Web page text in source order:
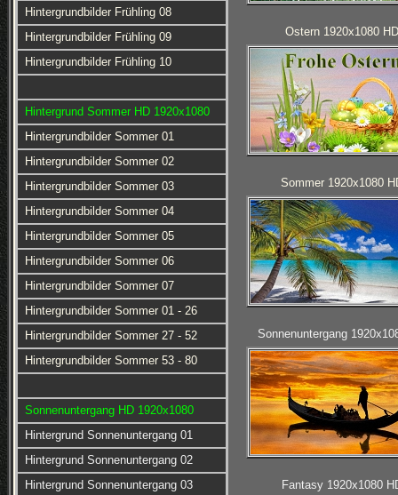
Hintergrundbilder Frühling 08
Hintergrundbilder Frühling 09
Hintergrundbilder Frühling 10
Hintergrund Sommer HD 1920x1080
Hintergrundbilder Sommer 01
Hintergrundbilder Sommer 02
Hintergrundbilder Sommer 03
Hintergrundbilder Sommer 04
Hintergrundbilder Sommer 05
Hintergrundbilder Sommer 06
Hintergrundbilder Sommer 07
Hintergrundbilder Sommer 01 - 26
Hintergrundbilder Sommer 27 - 52
Hintergrundbilder Sommer 53 - 80
Sonnenuntergang HD 1920x1080
Hintergrund Sonnenuntergang 01
Hintergrund Sonnenuntergang 02
Hintergrund Sonnenuntergang 03
Ostern 1920x1080 HD
Sommer 1920x1080
Sonnenuntergang
Fantasy 1920x1080